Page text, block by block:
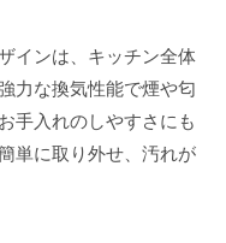
インは、キッチン全体
力な換気性能で煙や匂
手入れのしやすさにも
単に取り外せ、汚れが